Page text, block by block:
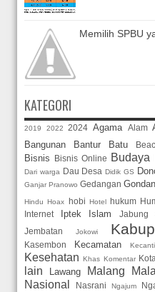
Memilih SPBU
KATEGORI
2019 2022 2024 Agama Alam
Bangunan Bantur Batu
Bisnis Bisnis Online Budaya
Dari warga Dau Desa Didik GS
Ganjar Pranowo Gedangan
Hindu Hoax hobi Hotel hukum
Internet Iptek Islam Jabung
Jembatan
Jokowi
Kasembon
Kecamatan
Kesehatan Khas Komentar
lain
Lawang Malang
Nasional Nasrani Ngajum